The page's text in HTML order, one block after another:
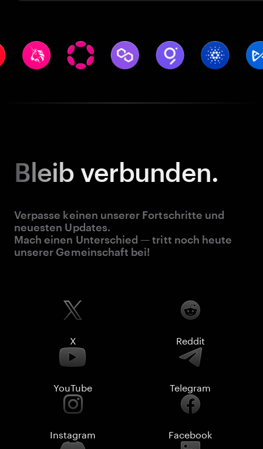
Bleib verbunden.
Verpasse keinen unserer Fortschritte und
neuesten Updates.
Mach einen Unterschied — tritt noch heute
unserer Gemeinschaft bei!
X Reddit
YouTube Telegram
Instagram Facebook